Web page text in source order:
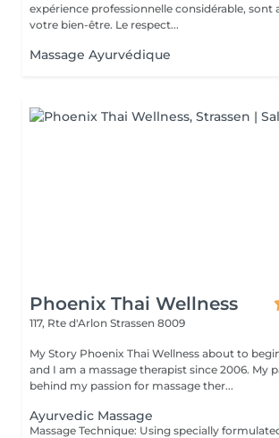
expérience professionnelle considérable, sont
votre bien-être. Le respect...
Massage Ayurvédique
Phoenix Thai Wellness
117, Rte d'Arlon Strassen 8009
My Story Phoenix Thai Wellness about to
and I am a massage therapist since 2006. My
behind my passion for massage ther...
Ayurvedic Massage